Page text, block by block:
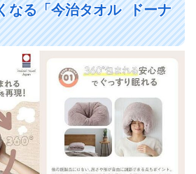
なる「今治タオル ドーナ